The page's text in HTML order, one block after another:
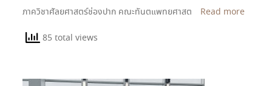
ภาควิชาศัลยศาสตร์ช่องปาก คณะทันตแพทยศาสต
Read more
85 total views